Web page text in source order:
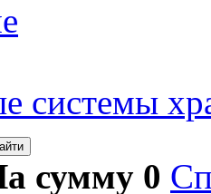
системы
сумму 0